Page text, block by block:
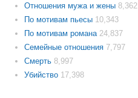
Отношения мужа и жены 8,362
По мотивам пьесы 10,343
По мотивам романа 24,837
Семейные отношения 7,797
Смерть 8,997
Убийство 17,398